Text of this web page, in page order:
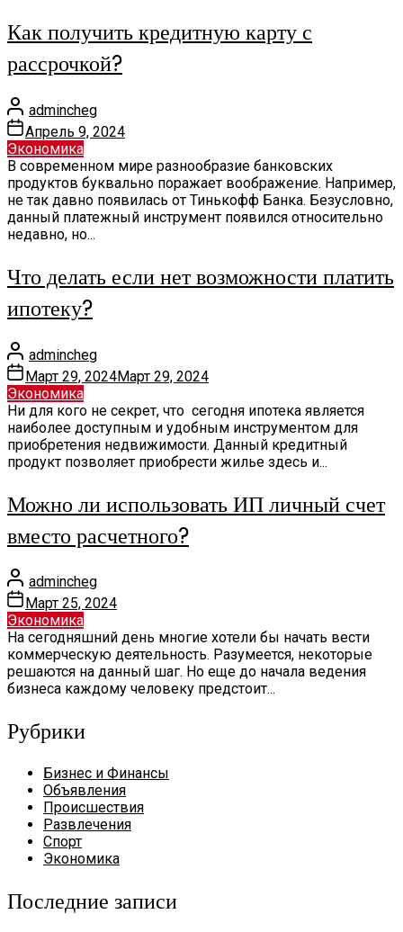
Как получить кредитную карту с
рассрочкой?
admincheg
Апрель 9, 2024
Экономика
В современном мире разнообразие банковских
продуктов буквально поражает воображение. Например,
не так давно появилась от Тинькофф Банка. Безусловно,
данный платежный инструмент появился относительно
недавно, но...
Что делать если нет возможности платить
ипотеку?
admincheg
Март 29, 2024Март 29, 2024
Экономика
Ни для кого не секрет, что сегодня ипотека является
наиболее доступным и удобным инструментом для
приобретения недвижимости. Данный кредитный
продукт позволяет приобрести жилье здесь и...
Можно ли использовать ИП личный счет
вместо расчетного?
admincheg
Март 25, 2024
Экономика
На сегодняшний день многие хотели бы начать вести
коммерческую деятельность. Разумеется, некоторые
решаются на данный шаг. Но еще до начала ведения
бизнеса каждому человеку предстоит...
Рубрики
Бизнес и Финансы
Объявления
Происшествия
Развлечения
Спорт
Экономика
Последние записи